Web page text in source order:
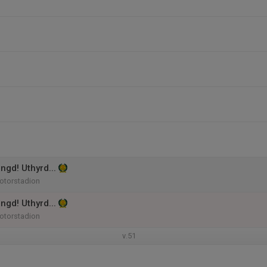
Uthyrd...
Uthyrd...
v.51